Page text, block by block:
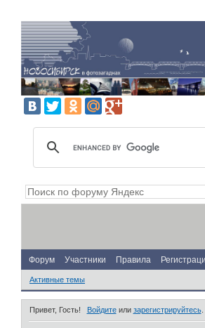
Форум Участники Правила
Активные темы
Привет, Гость! Войдитеили зарегистрируйтесь.